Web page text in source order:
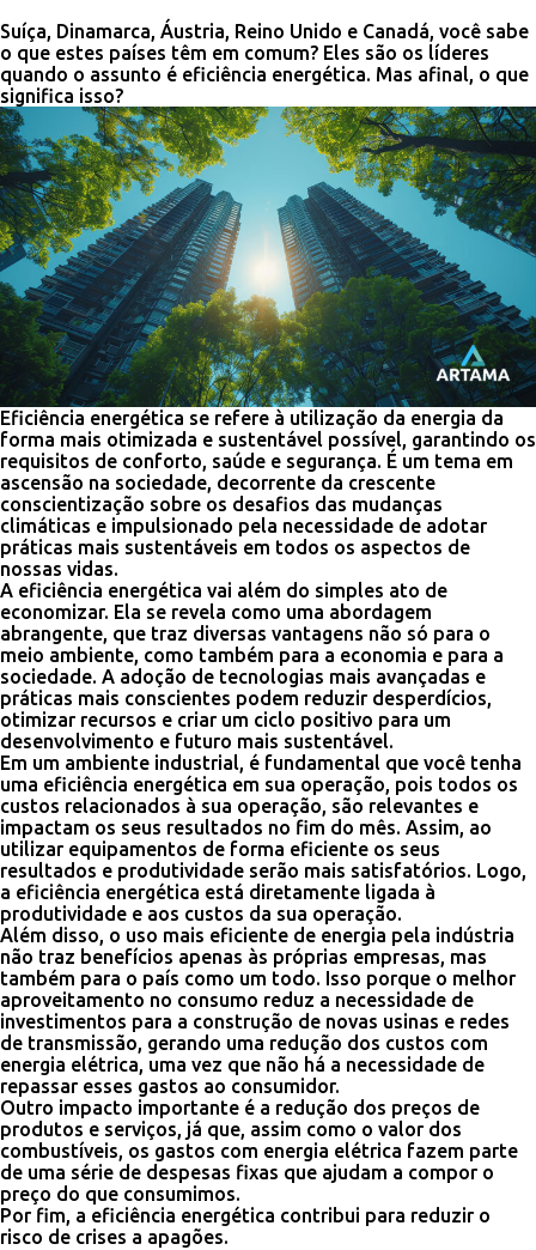
Suíça, Dinamarca, Áustria, Reino Unido e Canadá, você sabe
o que estes países têm em comum? Eles são os líderes
quando o assunto é eficiência energética. Mas afinal, o que
significa isso?
Eficiência energética se refere à utilização da energia da
forma mais otimizada e sustentável possível, garantindo os
requisitos de conforto, saúde e segurança. É um tema em
ascensão na sociedade, decorrente da crescente
conscientização sobre os desafios das mudanças
climáticas e impulsionado pela necessidade de adotar
práticas mais sustentáveis em todos os aspectos de
nossas vidas.
A eficiência energética vai além do simples ato de
economizar. Ela se revela como uma abordagem
abrangente, que traz diversas vantagens não só para o
meio ambiente, como também para a economia e para a
sociedade. A adoção de tecnologias mais avançadas e
práticas mais conscientes podem reduzir desperdícios,
otimizar recursos e criar um ciclo positivo para um
desenvolvimento e futuro mais sustentável.
Em um ambiente industrial, é fundamental que você tenha
uma eficiência energética em sua operação, pois todos os
custos relacionados à sua operação, são relevantes e
impactam os seus resultados no fim do mês. Assim, ao
utilizar equipamentos de forma eficiente os seus
resultados e produtividade serão mais satisfatórios. Logo,
a eficiência energética está diretamente ligada à
produtividade e aos custos da sua operação.
Além disso, o uso mais eficiente de energia pela indústria
não traz benefícios apenas às próprias empresas, mas
também para o país como um todo. Isso porque o melhor
aproveitamento no consumo reduz a necessidade de
investimentos para a construção de novas usinas e redes
de transmissão, gerando uma redução dos custos com
energia elétrica, uma vez que não há a necessidade de
repassar esses gastos ao consumidor.
Outro impacto importante é a redução dos preços de
produtos e serviços, já que, assim como o valor dos
combustíveis, os gastos com energia elétrica fazem parte
de uma série de despesas fixas que ajudam a compor o
preço do que consumimos.
Por fim, a eficiência energética contribui para reduzir o
risco de crises a apagões.